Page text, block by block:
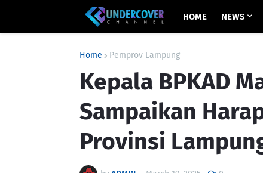
HOME NEWS
Home Pemprov Lampung
Kepala BPKAD
Sampaikan
Provinsi